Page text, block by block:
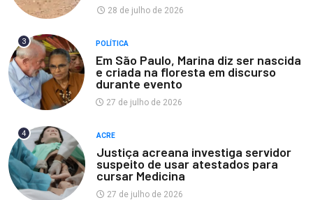
28 de julho de 2026
3 POLÍTICA
Em São Paulo, Marina diz ser nascida
e criada na floresta em discurso
durante evento
27 de julho de 2026
4 ACRE
Justiça acreana investiga servidor
suspeito de usar atestados para
cursar Medicina
27 de julho de 2026